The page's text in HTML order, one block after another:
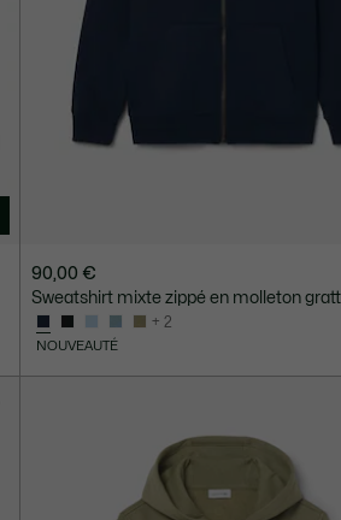
90,00 €
Sweatshirt mixte zippé en molleton
+ 2
NOUVEAUTÉ